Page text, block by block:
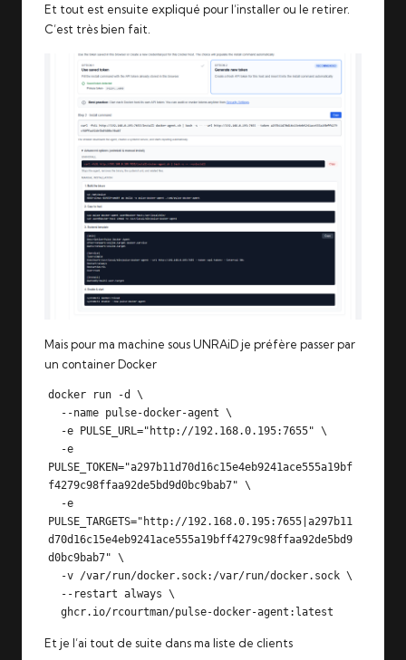
Et tout est ensuite expliqué pour l’installer ou le retirer.
C’est très bien fait.
Mais pour ma machine sous UNRAiD je préfère passer par
un container Docker
docker run -d \
PULSE_TOKEN="a297b11d70d16c15e4eb9241ace555a19bf
f4279c98ffaa92de5bd9d0bc9bab7" \
PULSE_TARGETS="http://192.168.0.195:7655|a297b11
d70d16c15e4eb9241ace555a19bff4279c98ffaa92de5bd9
d0bc9bab7" \
  ghcr.io/rcourtman/pulse-docker-agent:latest
Et je l’ai tout de suite dans ma liste de clients